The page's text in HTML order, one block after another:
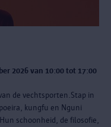
2026 van 10:00 tot 17:00
de vechtsporten.Stap in
kungfu en Nguni
schoonheid, de filosofie,